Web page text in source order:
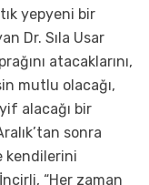
yepyeni bir
Dr. Sıla Usar
atacaklarını,
mutlu olacağı,
alacağı bir
sonra
kendilerini
“Her zaman